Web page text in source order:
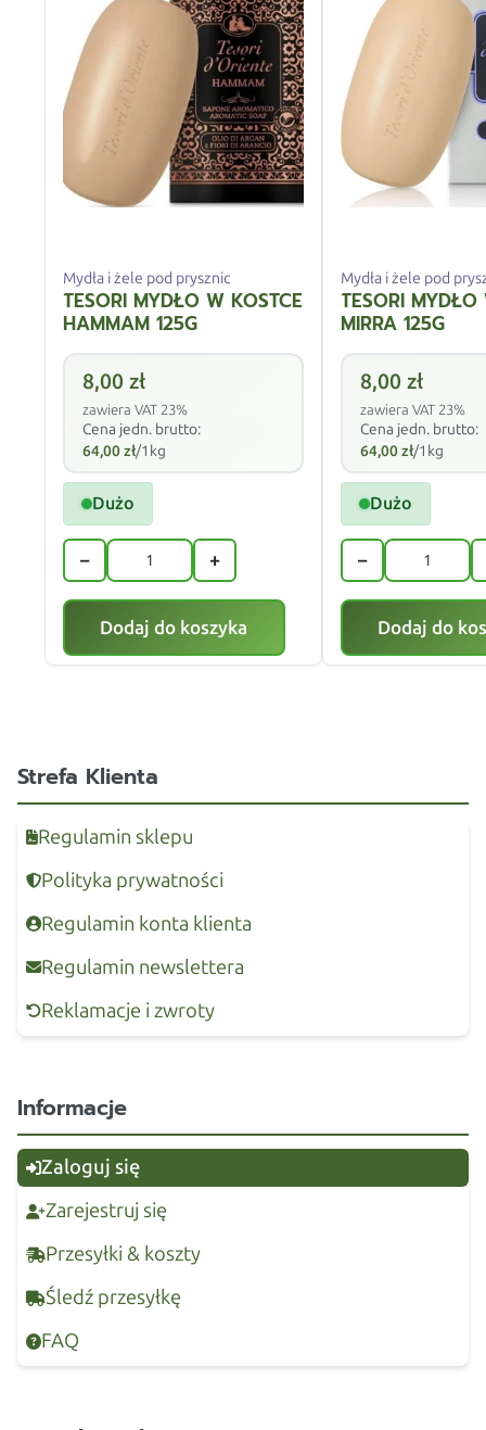
Mydła i żele pod prysznic
TESORI MYDŁO W KOSTCE
HAMMAM 125G
8,00 zł
zawiera VAT 23%
Cena jedn. brutto:
64,00zł/1kg
Dużo
− +
Dodaj do koszyka
Mydła i żele pod
TESORI MYDŁO
MIRRA 125G
8,00 zł
zawiera VAT 23%
Cena jedn. brutto:
64,00zł/1kg
Dużo
−
Dodaj do
Strefa Klienta
Regulamin sklepu
Polityka prywatności
Regulamin konta klienta
Regulamin newslettera
Reklamacje i zwroty
Informacje
Zaloguj się
Zarejestruj się
Przesyłki & koszty
Śledź przesyłkę
FAQ